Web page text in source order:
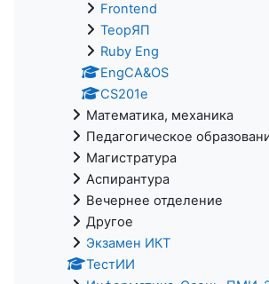
Frontend
ТеорЯП
Ruby Eng
EngCA&OS
CS201e
Математика, механика
Педагогическое
Магистратура
Аспирантура
Вечернее отделение
Другое
Экзамен ИКТ
ТестИИ